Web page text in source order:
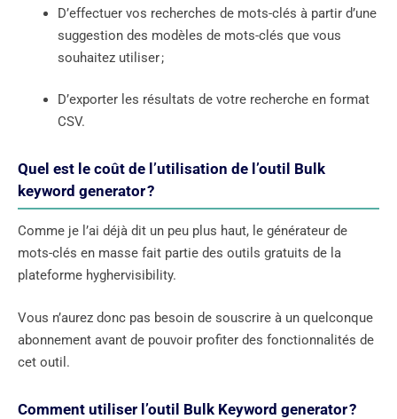
D’effectuer vos recherches de mots-clés à partir d’une
suggestion des modèles de mots-clés que vous
souhaitez utiliser ;
D’exporter les résultats de votre recherche en format
CSV.
Quel est le coût de l’utilisation de l’outil Bulk
keyword generator ?
Comme je l’ai déjà dit un peu plus haut, le générateur de
mots-clés en masse fait partie des outils gratuits de la
plateforme hyghervisibility.
Vous n’aurez donc pas besoin de souscrire à un quelconque
abonnement avant de pouvoir profiter des fonctionnalités de
cet outil.
Comment utiliser l’outil Bulk Keyword generator ?